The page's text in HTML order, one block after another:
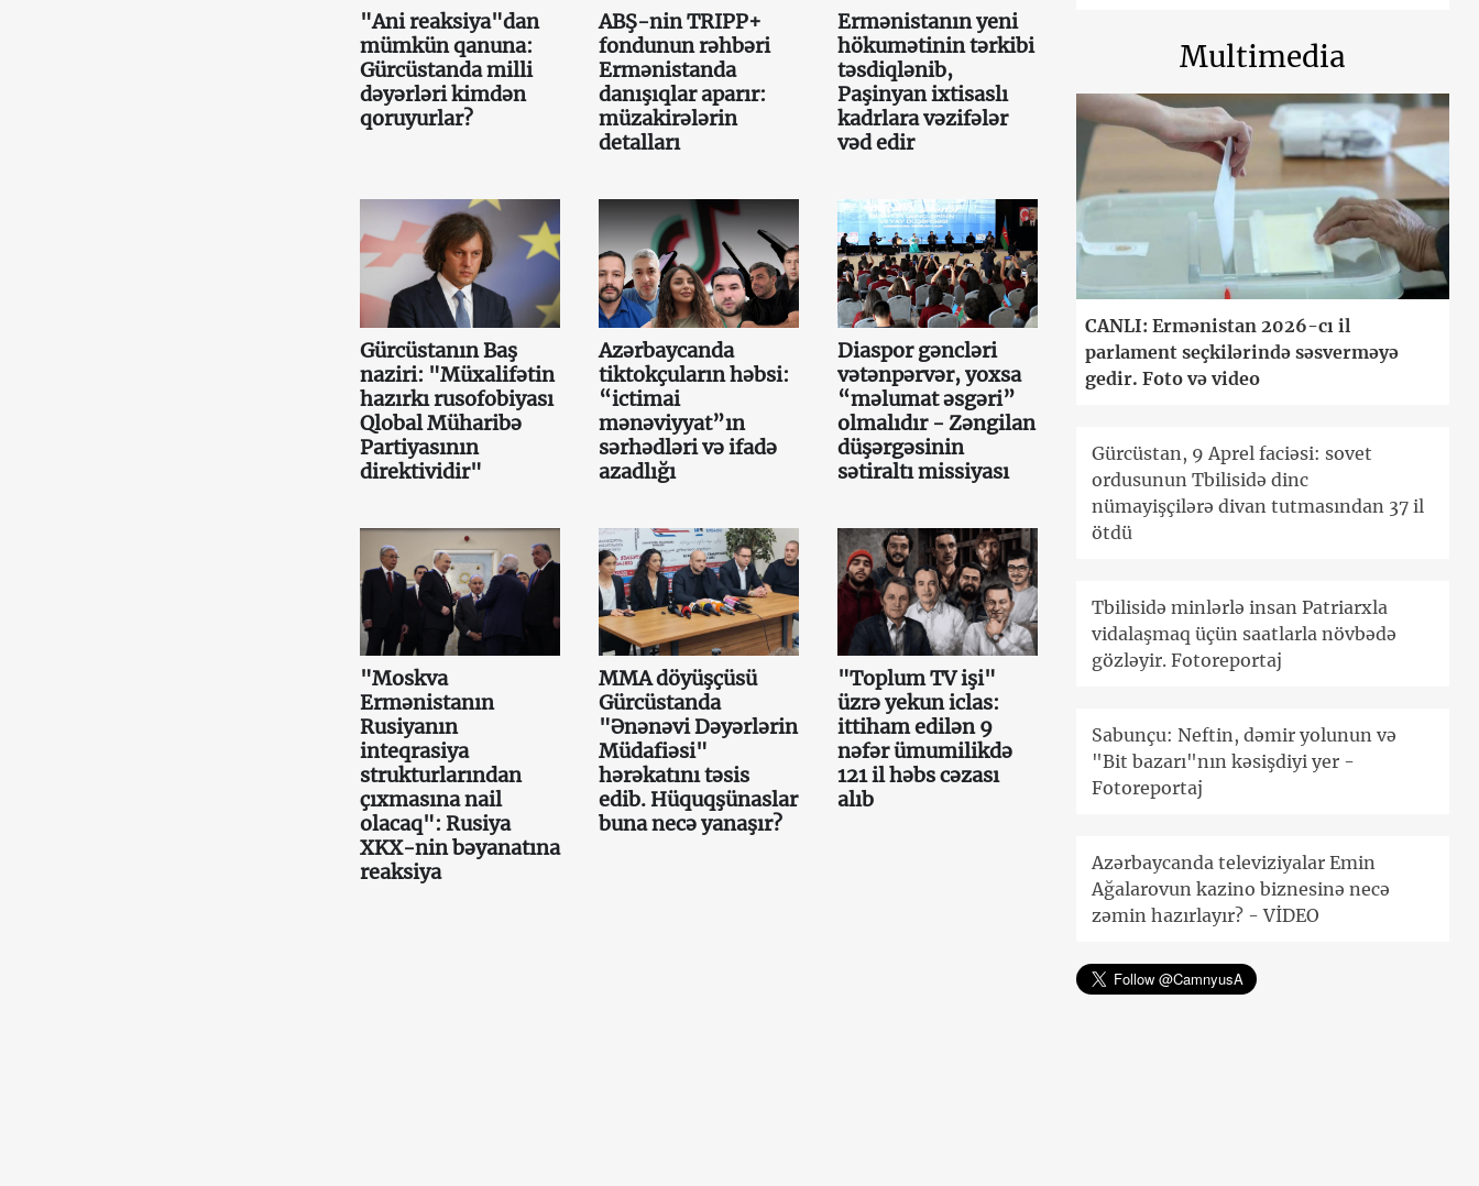
"Ani reaksiya"dan
mümkün qanuna:
Gürcüstanda milli
dəyərləri kimdən
qoruyurlar?
ABŞ-nin TRIPP+
fondunun rəhbəri
Ermənistanda
danışıqlar aparır:
müzakirələrin
detalları
Ermənistanın yeni
hökumətinin tərkibi
təsdiqlənib,
Paşinyan ixtisaslı
kadrlara vəzifələr
vəd edir
Gürcüstanın Baş
naziri: "Müxalifətin
hazırkı rusofobiyası
Qlobal Müharibə
Partiyasının
direktividir"
Azərbaycanda
tiktokçuların həbsi:
“ictimai
mənəviyyat”ın
sərhədləri və ifadə
azadlığı
Diaspor gəncləri
vətənpərvər, yoxsa
“məlumat əsgəri”
olmalıdır - Zəngilan
düşərgəsinin
sətiraltı missiyası
"Moskva
Ermənistanın
Rusiyanın
inteqrasiya
strukturlarından
çıxmasına nail
olacaq": Rusiya
XKX-nin bəyanatına
reaksiya
MMA döyüşçüsü
Gürcüstanda
"Ənənəvi Dəyərlərin
Müdafiəsi"
hərəkatını təsis
edib. Hüquqşünaslar
buna necə yanaşır?
"Toplum TV işi"
üzrə yekun iclas:
ittiham edilən 9
nəfər ümumilikdə
121 il həbs cəzası
alıb
Multimedia
CANLI: Ermənistan 2026-cı il
parlament seçkilərində səsverməyə
gedir. Foto və video
Gürcüstan, 9 Aprel faciəsi: sovet
ordusunun Tbilisidə dinc
nümayişçilərə divan tutmasından 37 il
ötdü
Tbilisidə minlərlə insan Patriarxla
vidalaşmaq üçün saatlarla növbədə
gözləyir. Fotoreportaj
Sabunçu: Neftin, dəmir yolunun və
"Bit bazarı"nın kəsişdiyi yer -
Fotoreportaj
Azərbaycanda televiziyalar Emin
Ağalarovun kazino biznesinə necə
zəmin hazırlayır? - VİDEO